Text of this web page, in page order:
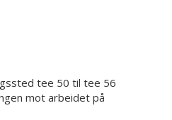
tee 50 til tee 56
mot arbeidet på